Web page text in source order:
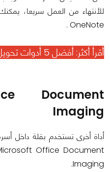
OneNote .
أقرأ أكثر:أفضل 5 أدوات تحويل الصورة لنص مكتوب
Document
Imaging
Office Document
Imaging.